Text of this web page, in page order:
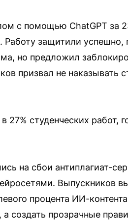
с помощью ChatGPT за
Работу защитили успешно,
но предложил
призвал не наказывать
27% студенческих работ,
на сбои антиплагиат-
Выпускников
процента ИИ-
создать прозрачные